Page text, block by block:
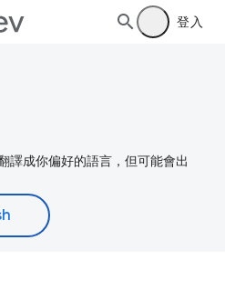
登入
譯成你偏好的語言，但可能會出